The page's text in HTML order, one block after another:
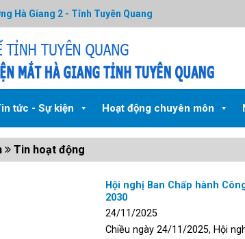
Hà Giang 2 - Tỉnh Tuyên Quang
tức - Sự kiện Hoạt động chuyên môn
Tin hoạt động
Hội nghị Ban Chấp hành
2030
24/11/2025
Chiều ngày 24/11/2025, Hội